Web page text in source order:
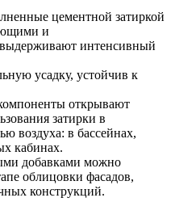
цементной затиркой
и
интенсивный
усадку, устойчив к
открывают
затирки в
воздуха: в бассейнах,
кабинах.
добавками можно
облицовки фасадов,
конструкций.